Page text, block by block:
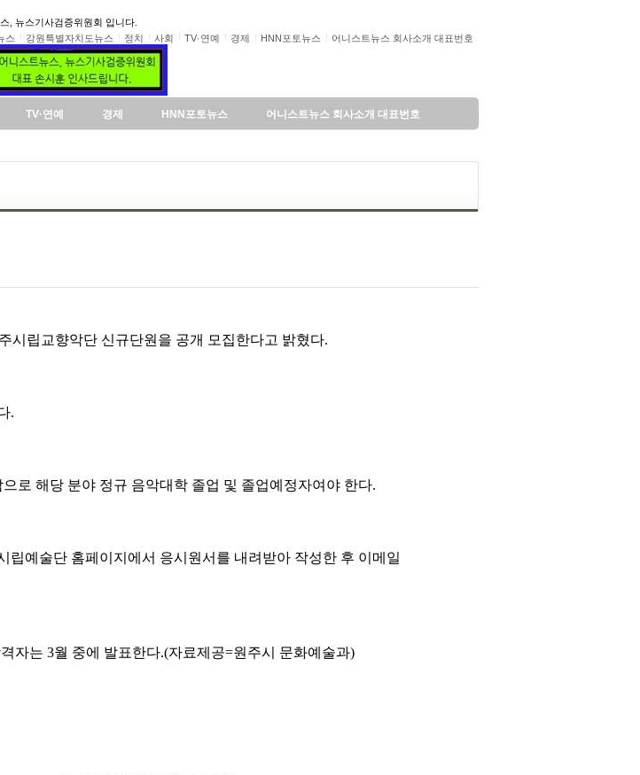
, 뉴스기사검증위원회 입니다.
스 강원특별자치도뉴스 정치 사회 TV·연예 경제 HNN포토뉴스 어니스트뉴스 회사소개 대표번호
TV·연예 경제 HNN포토뉴스 어니스트뉴스 회사소개 대표번호
시립교향악단 신규단원을 공개 모집한다고 밝혔다.
.
로 해당 분야 정규 음악대학 졸업 및 졸업예정자여야 한다.
립예술단 홈페이지에서 응시원서를 내려받아 작성한 후 이메일
자는 3월 중에 발표한다.(자료제공=원주시 문화예술과)